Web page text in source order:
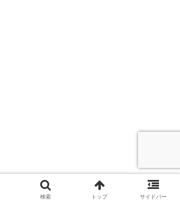
検索 トップ サイドバー